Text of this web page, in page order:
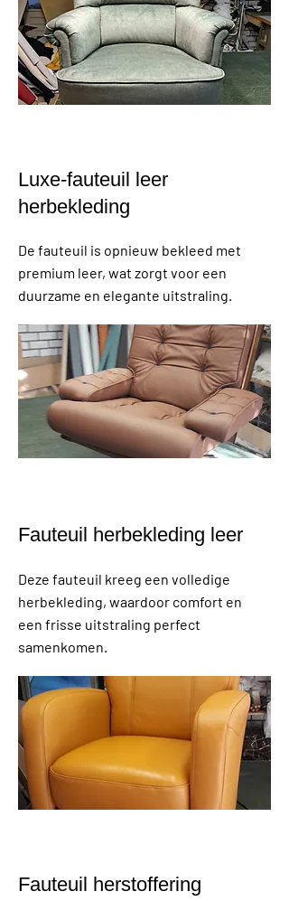
Luxe-fauteuil leer
herbekleding
De fauteuil is opnieuw bekleed met
premium leer, wat zorgt voor een
duurzame en elegante uitstraling.
Fauteuil herbekleding leer
Deze fauteuil kreeg een volledige
herbekleding, waardoor comfort en
een frisse uitstraling perfect
samenkomen.
Fauteuil herstoffering